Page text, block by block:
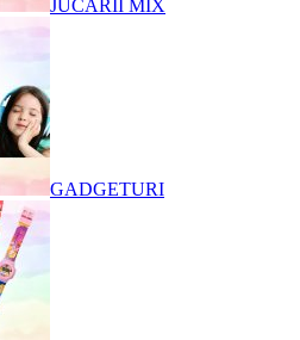
JUCARII MIX
GADGETURI